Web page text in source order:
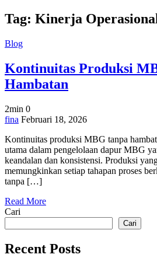
Tag: Kinerja
Blog
Kontinuitas Produksi
Hambatan
2min 0
on
Produksi
MBG
Tanpa
Hambatan
fina Februari 18, 2026
Kontinuitas produksi MBG tanpa
utama dalam pengelolaan dapur MBG
keandalan dan konsistensi. Produksi
memungkinkan setiap tahapan proses
tanpa […]
Read More
Cari
Cari
Recent Posts